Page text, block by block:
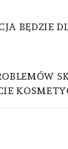
BĘDZIE